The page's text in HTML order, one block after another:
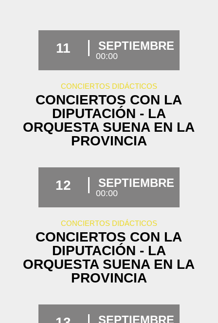
11 SEPTIEMBRE
00:00
CONCIERTOS DIDÁCTICOS
CONCIERTOS CON LA
DIPUTACIÓN - LA
ORQUESTA SUENA EN LA
PROVINCIA
12 SEPTIEMBRE
00:00
CONCIERTOS DIDÁCTICOS
CONCIERTOS CON LA
DIPUTACIÓN - LA
ORQUESTA SUENA EN LA
PROVINCIA
SEPTIEMBRE